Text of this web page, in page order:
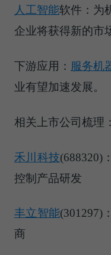
人工智能软件：为
企业将获得新的市
下游应用： 服务机
业有望加速发展。
相关上市公司梳理：
禾川科技(688320)
控制产品研发
丰立智能(301297)
商